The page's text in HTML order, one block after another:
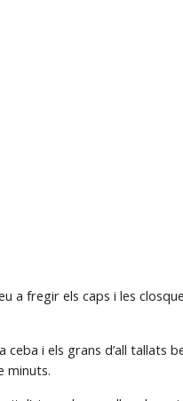
a fregir els caps i les
i els grans d’all tallats
minuts.